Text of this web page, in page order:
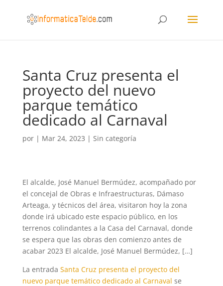
Santa Cruz presenta el
proyecto del nuevo
parque temático
dedicado al Carnaval
por | Mar 24, 2023 | Sin categoría
El alcalde, José Manuel Bermúdez, acompañado por
el concejal de Obras e Infraestructuras, Dámaso
Arteaga, y técnicos del área, visitaron hoy la zona
donde irá ubicado este espacio público, en los
terrenos colindantes a la Casa del Carnaval, donde
se espera que las obras den comienzo antes de
acabar 2023 El alcalde, José Manuel Bermúdez, […]
La entrada Santa Cruz presenta el proyecto del
nuevo parque temático dedicado al Carnaval se